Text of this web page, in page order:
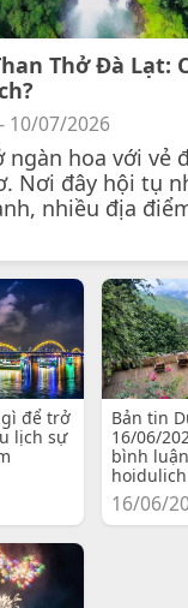
Thở Đà Lạt:
10/07/2026
ngàn hoa với vẻ
Nơi đây hội tụ
nhiều địa
để trở
lịch sự
Bản tin
16/06/
bình
16/06/